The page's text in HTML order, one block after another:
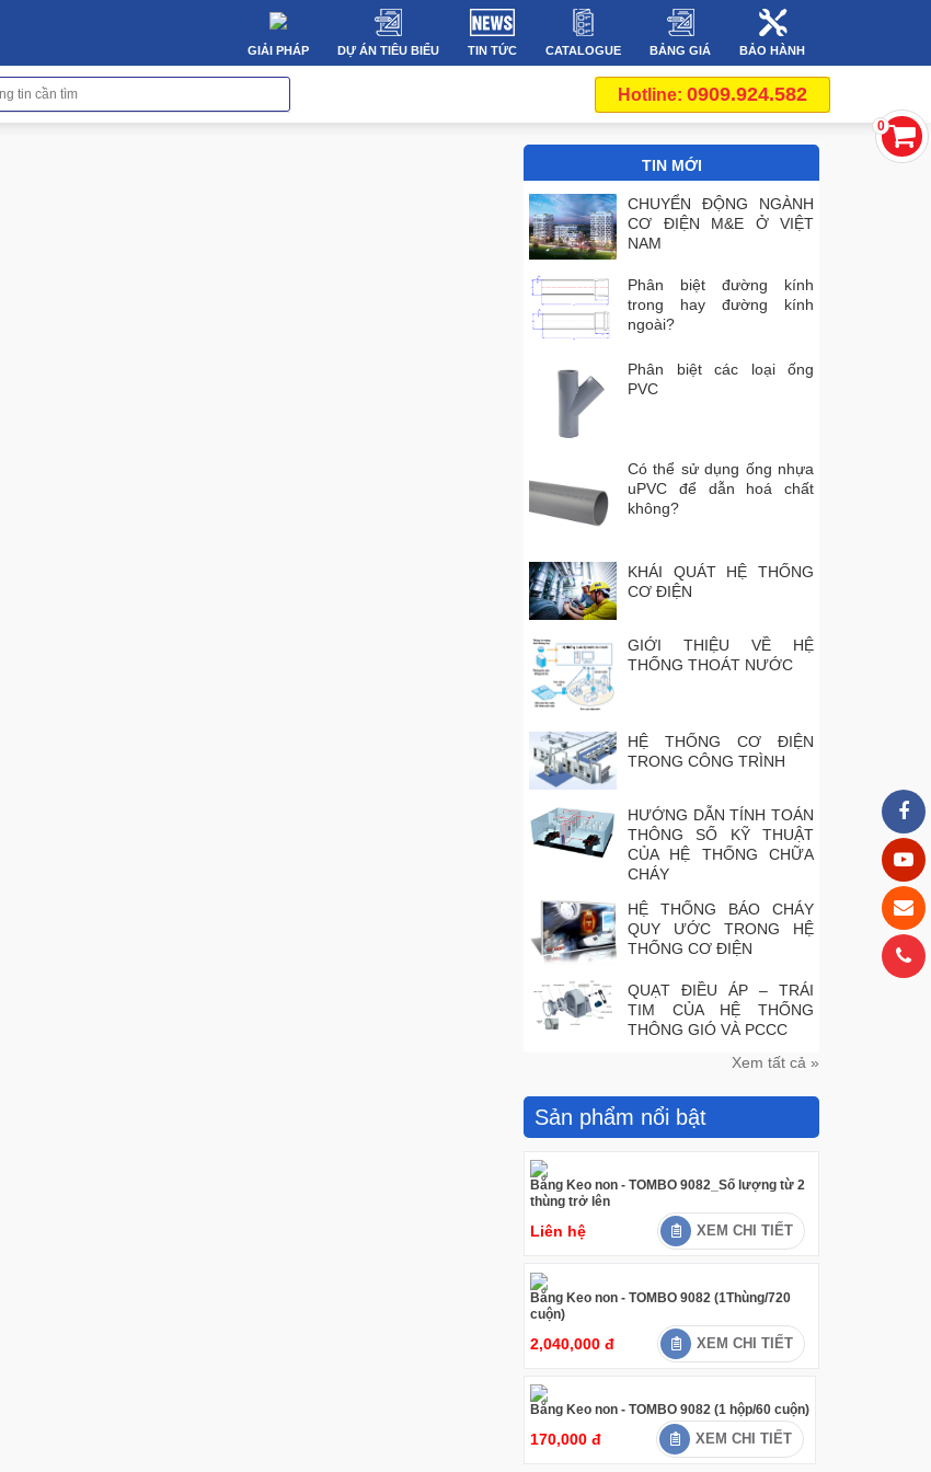
GIẢI PHÁP DỰ ÁN TIÊU BIỂU TIN TỨC CATALOGUE BẢNG GIÁ BẢO HÀNH
Hotline: 0909.924.582
TIN MỚI
CHUYỂN ĐỘNG NGÀNH
CƠ ĐIỆN M&E Ở VIỆT
NAM
Phân biệt đường kính
trong hay đường kính
ngoài?
Phân biệt các loại ống
PVC
Có thể sử dụng ống nhựa
uPVC để dẫn hoá chất
không?
KHÁI QUÁT HỆ THỐNG
CƠ ĐIỆN
GIỚI THIỆU VỀ HỆ
THỐNG THOÁT NƯỚC
HỆ THỐNG CƠ ĐIỆN
TRONG CÔNG TRÌNH
HƯỚNG DẪN TÍNH TOÁN
THÔNG SỐ KỸ THUẬT
CỦA HỆ THỐNG CHỮA
CHÁY
HỆ THỐNG BÁO CHÁY
QUY ƯỚC TRONG HỆ
THỐNG CƠ ĐIỆN
QUẠT ĐIỀU ÁP – TRÁI
TIM CỦA HỆ THỐNG
THÔNG GIÓ VÀ PCCC
Xem tất cả »
Sản phẩm nổi bật
Băng Keo non - TOMBO 9082_Số lượng từ 2
thùng trở lên
Liên hệ XEM CHI TIẾT
Băng Keo non - TOMBO 9082 (1Thùng/720
cuộn)
2,040,000 đ XEM CHI TIẾT
Băng Keo non - TOMBO 9082 (1 hộp/60 cuộn)
170,000 đ XEM CHI TIẾT
0